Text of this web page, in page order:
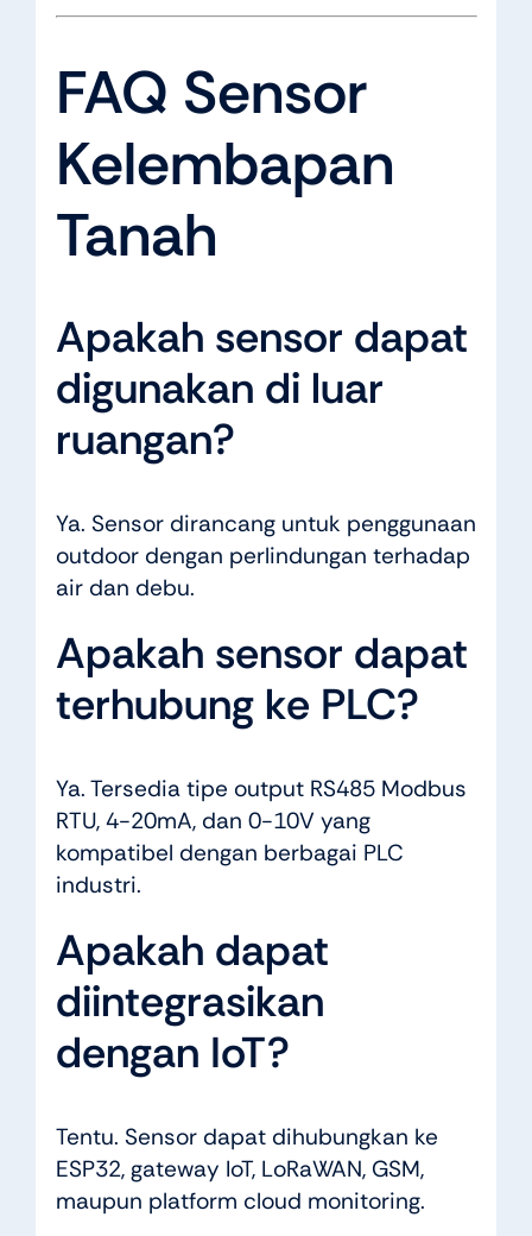
FAQ Sensor
Kelembapan
Tanah
Apakah sensor dapat
digunakan di luar
ruangan?
Ya. Sensor dirancang untuk penggunaan
outdoor dengan perlindungan terhadap
air dan debu.
Apakah sensor dapat
terhubung ke PLC?
Ya. Tersedia tipe output RS485 Modbus
RTU, 4-20mA, dan 0-10V yang
kompatibel dengan berbagai PLC
industri.
Apakah dapat
diintegrasikan
dengan IoT?
Tentu. Sensor dapat dihubungkan ke
ESP32, gateway IoT, LoRaWAN, GSM,
maupun platform cloud monitoring.